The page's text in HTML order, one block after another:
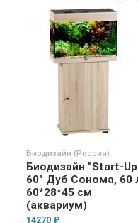
Биодизайн (Россия)
Биодизайн "Start-Up
60" Дуб Сонома, 60
60*28*45 см
(аквариум)
14270 ₽